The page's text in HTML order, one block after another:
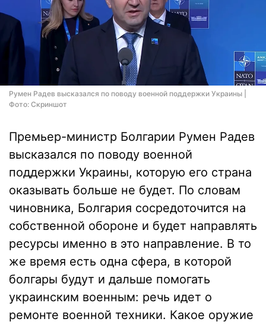
Румен Радев высказался по поводу военной поддержки Украины |
Фото: Скриншот
Премьер-министр Болгарии Румен Радев
высказался по поводу военной
поддержки Украины, которую его страна
оказывать больше не будет. По словам
чиновника, Болгария сосредоточится на
собственной обороне и будет направлять
ресурсы именно в это направление. В то
же время есть одна сфера, в которой
болгары будут и дальше помогать
украинским военным: речь идет о
ремонте военной техники. Какое оружие